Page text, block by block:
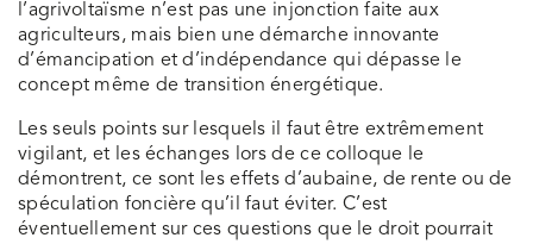
l’agrivoltaïsme n’est pas une injonction faite aux
agriculteurs, mais bien une démarche innovante
d’émancipation et d’indépendance qui dépasse le
concept même de transition énergétique.
Les seuls points sur lesquels il faut être extrêmement
vigilant, et les échanges lors de ce colloque le
démontrent, ce sont les effets d’aubaine, de rente ou de
spéculation foncière qu’il faut éviter. C’est
éventuellement sur ces questions que le droit pourrait